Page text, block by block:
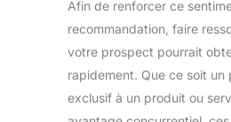
Afin de renforcer ce
recommandation, faire
votre prospect pourrait
rapidement. Que ce soit
exclusif à un produit ou